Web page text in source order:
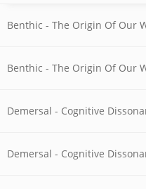
Benthic - The Origin Of Our
Benthic - The Origin Of Our
Demersal - Cognitive
Demersal - Cognitive